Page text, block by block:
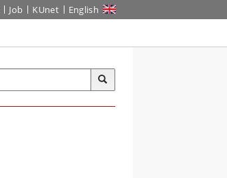
Job KUnet English